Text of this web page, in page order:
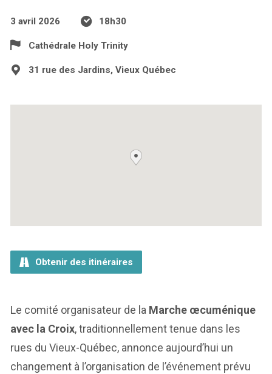
3 avril 2026 18h30
Cathédrale Holy Trinity
31 rue des Jardins, Vieux Québec
Obtenir des itinéraires
Le comité organisateur de la Marche œcuménique
avec la Croix, traditionnellement tenue dans les
rues du Vieux-Québec, annonce aujourd’hui un
changement à l’organisation de l’événement prévu